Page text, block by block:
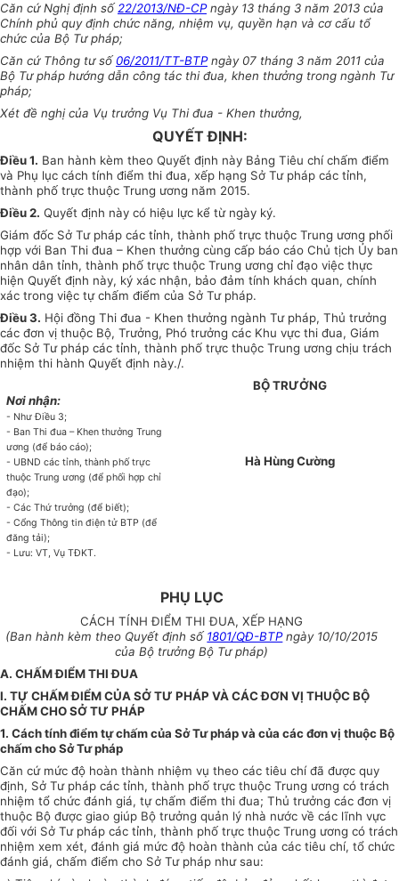
Căn cứ Nghị định số 22/2013/NĐ-CPngày 13 tháng 3 năm 2013 của
Chính phủ quy định chức năng, nhiệm vụ, quyền hạn và cơ cấu tổ
chức của Bộ Tư pháp;
Căn cứ Thông tư số 06/2011/TT-BTPngày 07 tháng 3 năm 2011 của
Bộ Tư pháp hướng dẫn công tác thi đua, khen thưởng trong ngành Tư
pháp;
Xét đề nghị của Vụ trưởng Vụ Thi đua - Khen thưởng,
QUYẾT ĐỊNH:
Điều 1. Ban hành kèm theo Quyết định này Bảng Tiêu chí chấm điểm
và Phụ lục cách tính điểm thi đua, xếp hạng Sở Tư pháp các tỉnh,
thành phố trực thuộc Trung ương năm 2015.
Điều 2. Quyết định này có hiệu lực kể từ ngày ký.
Giám đốc Sở Tư pháp các tỉnh, thành phố trực thuộc Trung ương phối
hợp với Ban Thi đua – Khen thưởng cùng cấp báo cáo Chủ tịch Ủy ban
nhân dân tỉnh, thành phố trực thuộc Trung ương chỉ đạo việc thực
hiện Quyết định này, ký xác nhận, bảo đảm tính khách quan, chính
xác trong việc tự chấm điểm của Sở Tư pháp.
Điều 3. Hội đồng Thi đua - Khen thưởng ngành Tư pháp, Thủ trưởng
các đơn vị thuộc Bộ, Trưởng, Phó trưởng các Khu vực thi đua, Giám
đốc Sở Tư pháp các tỉnh, thành phố trực thuộc Trung ương chịu trách
nhiệm thi hành Quyết định này./.
Nơi nhận:
- Như Điều 3;
- Ban Thi đua – Khen thưởng Trung
ương (để báo cáo);
- UBND các tỉnh, thành phố trực
thuộc Trung ương (để phối hợp chỉ
đạo);
- Các Thứ trưởng (để biết);
- Cổng Thông tin điện tử BTP (để
đăng tải);
- Lưu: VT, Vụ TĐKT.
BỘ TRƯỞNG
Hà Hùng Cường
PHỤ LỤC
CÁCH TÍNH ĐIỂM THI ĐUA, XẾP HẠNG
(Ban hành kèm theo Quyết định số 1801/QĐ-BTPngày 10/10/2015
của Bộ trưởng Bộ Tư pháp)
A. CHẤM ĐIỂM THI ĐUA
I. TỰ CHẤM ĐIỂM CỦA SỞ TƯ PHÁP VÀ CÁC ĐƠN VỊ THUỘC BỘ
CHẤM CHO SỞ TƯ PHÁP
1. Cách tính điểm tự chấm của Sở Tư pháp và của các đơn vị thuộc Bộ
chấm cho Sở Tư pháp
Căn cứ mức độ hoàn thành nhiệm vụ theo các tiêu chí đã được quy
định, Sở Tư pháp các tỉnh, thành phố trực thuộc Trung ương có trách
nhiệm tổ chức đánh giá, tự chấm điểm thi đua; Thủ trưởng các đơn vị
thuộc Bộ được giao giúp Bộ trưởng quản lý nhà nước về các lĩnh vực
đối với Sở Tư pháp các tỉnh, thành phố trực thuộc Trung ương có trách
nhiệm xem xét, đánh giá mức độ hoàn thành của các tiêu chí, tổ chức
đánh giá, chấm điểm cho Sở Tư pháp như sau: